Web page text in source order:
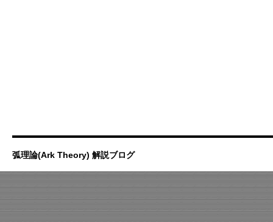
弧理論(Ark Theory) 解説ブログ